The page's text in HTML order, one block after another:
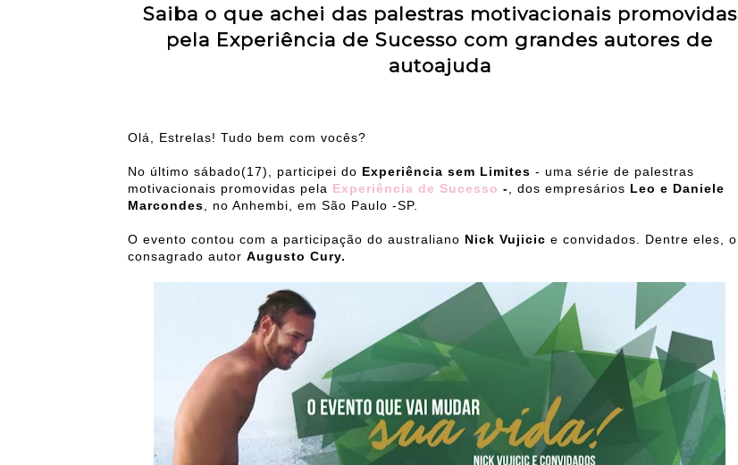
Saiba o que achei das palestras motivacionais promovidas
pela Experiência de Sucesso com grandes autores de
autoajuda
Olá, Estrelas! Tudo bem com vocês?
No último sábado(17), participei do Experiência sem Limites - uma série de palestras
motivacionais promovidas pela Experiência de Sucesso - , dos empresários Leo e Daniele
Marcondes , no Anhembi, em São Paulo -SP.
O evento contou com a participação do australiano Nick Vujicic e convidados. Dentre eles, o
consagrado autor Augusto Cury.